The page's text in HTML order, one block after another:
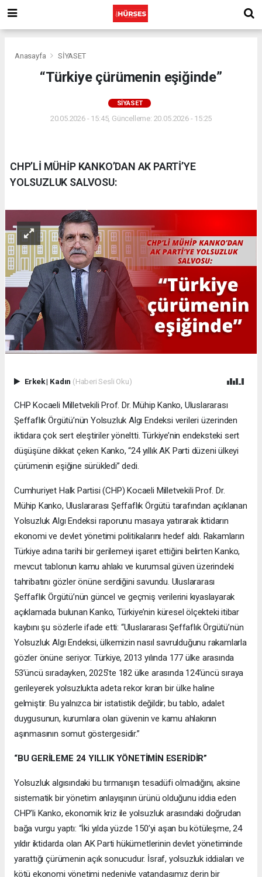
Anasayfa SİYASET
“Türkiye çürümenin eşiğinde”
SİYASET
20.05.2026 - 15:45, Güncelleme: 20.05.2026 - 15:25
CHP’Lİ MÜHİP KANKO’DAN AK PARTİ’YE
YOLSUZLUK SALVOSU:
Erkek| Kadın (Haberi Sesli Oku)
CHP Kocaeli Milletvekili Prof. Dr. Mühip Kanko, Uluslararası
Şeffaflık Örgütü’nün Yolsuzluk Algı Endeksi verileri üzerinden
iktidara çok sert eleştiriler yöneltti. Türkiye’nin endeksteki sert
düşüşüne dikkat çeken Kanko, “24 yıllık AK Parti düzeni ülkeyi
çürümenin eşiğine sürükledi” dedi.
Cumhuriyet Halk Partisi (CHP) Kocaeli Milletvekili Prof. Dr.
Mühip Kanko, Uluslararası Şeffaflık Örgütü tarafından açıklanan
Yolsuzluk Algı Endeksi raporunu masaya yatırarak iktidarın
ekonomi ve devlet yönetimi politikalarını hedef aldı. Rakamların
Türkiye adına tarihi bir gerilemeyi işaret ettiğini belirten Kanko,
mevcut tablonun kamu ahlakı ve kurumsal güven üzerindeki
tahribatını gözler önüne serdiğini savundu. Uluslararası
Şeffaflık Örgütü’nün güncel ve geçmiş verilerini kıyaslayarak
açıklamada bulunan Kanko, Türkiye’nin küresel ölçekteki itibar
kaybını şu sözlerle ifade etti: “Uluslararası Şeffaflık Örgütü’nün
Yolsuzluk Algı Endeksi, ülkemizin nasıl savrulduğunu rakamlarla
gözler önüne seriyor. Türkiye, 2013 yılında 177 ülke arasında
53’üncü sıradayken, 2025’te 182 ülke arasında 124’üncü sıraya
gerileyerek yolsuzlukta adeta rekor kıran bir ülke haline
gelmiştir. Bu yalnızca bir istatistik değildir; bu tablo, adalet
duygusunun, kurumlara olan güvenin ve kamu ahlakının
aşınmasının somut göstergesidir.”
“BU GERİLEME 24 YILLIK YÖNETİMİN ESERİDİR”
Yolsuzluk algısındaki bu tırmanışın tesadüfi olmadığını, aksine
sistematik bir yönetim anlayışının ürünü olduğunu iddia eden
CHP’li Kanko, ekonomik kriz ile yolsuzluk arasındaki doğrudan
bağa vurgu yaptı: “İki yılda yüzde 150’yi aşan bu kötüleşme, 24
yıldır iktidarda olan AK Parti hükümetlerinin devlet yönetiminde
yarattığı çürümenin açık sonucudur. İsraf, yolsuzluk iddiaları ve
kötü ekonomi yönetimi nedeniyle vatandaşımız derin bir